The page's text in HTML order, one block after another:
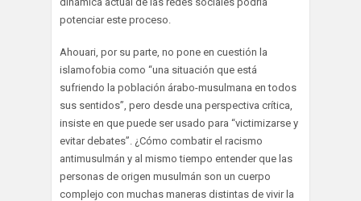
potenciar este proceso.
Ahouari, por su parte, no pone en cuestión la
islamofobia como “una situación que está
sufriendo la población árabo-musulmana en todos
sus sentidos”, pero desde una perspectiva crítica,
insiste en que puede ser usado para “victimizarse y
evitar debates”. ¿Cómo combatir el racismo
antimusulmán y al mismo tiempo entender que las
personas de origen musulmán son un cuerpo
complejo con muchas maneras distintas de vivir la